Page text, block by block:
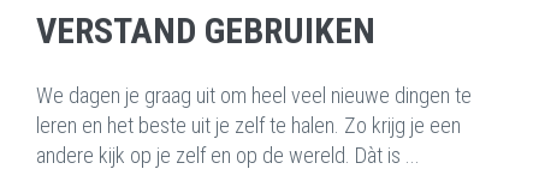
VERSTAND GEBRUIKEN
We dagen je graag uit om heel veel nieuwe dingen te
leren en het beste uit je zelf te halen. Zo krijg je een
andere kijk op je zelf en op de wereld. Dàt is ...